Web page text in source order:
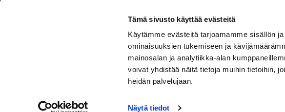
Tämä sivusto käyttää evästeitä
Käytämme evästeitä tarjoamamme sisällön
ominaisuuksien tukemiseen ja
mainosalan ja analytiikka-alan
voivat yhdistää näitä tietoja muihin tietoihin,
heidän palvelujaan.
Näytä tiedot
Sähköinen laskutus Tarinagolf ry
© Tarinagolf| Toiminnanohjausjärjestelmä WiseGolf